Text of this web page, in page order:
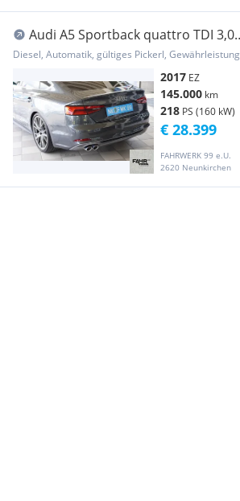
Audi A5 Sportback quattro TDI 3,0
A5CO//TOP//ZUSTAND...
Diesel, Automatik, gültiges Pickerl, Gewährleistung
2017 EZ
145.000 km
218 PS (160 kW)
FAHRWERK 99 e.U.
2620 Neunkirchen
€ 28.399